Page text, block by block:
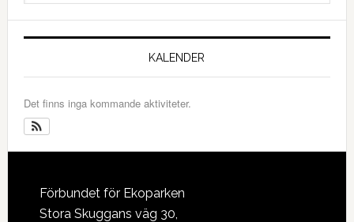
KALENDER
Det finns inga kommande aktiviteter.
Footer
Förbundet för Ekoparken
Stora Skuggans väg 30,